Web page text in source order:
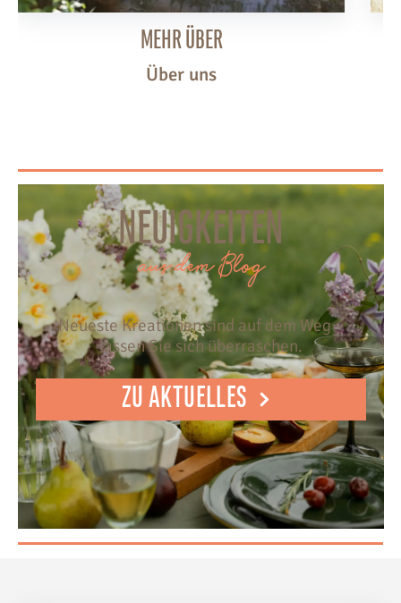
MEHR ÜBER
Über uns
NEUIGKEITEN
aus dem Blog
Neueste Kreationen sind auf dem Weg –
lassen Sie sich überraschen.
ZU AKTUELLES